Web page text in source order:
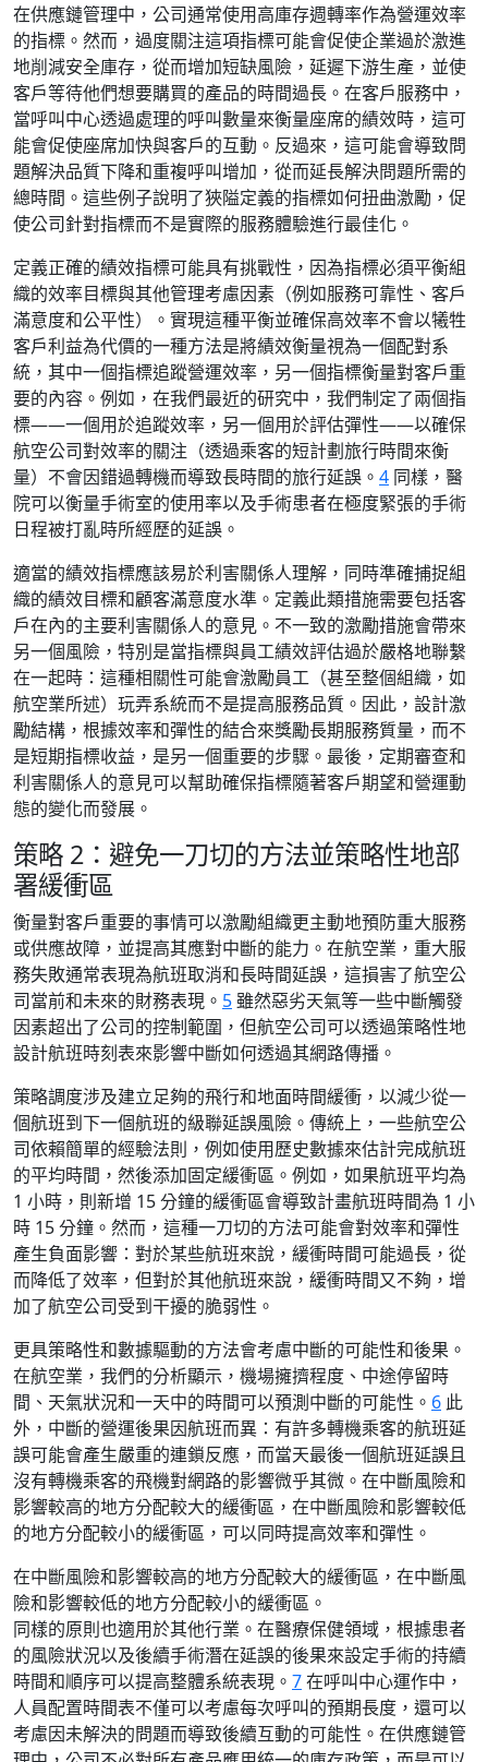
在供應鏈管理中，公司通常使用高庫存週轉率作為營運效率
的指標。然而，過度關注這項指標可能會促使企業過於激進
地削減安全庫存，從而增加短缺風險，延遲下游生產，並使
客戶等待他們想要購買的產品的時間過長。在客戶服務中，
當呼叫中心透過處理的呼叫數量來衡量座席的績效時，這可
能會促使座席加快與客戶的互動。反過來，這可能會導致問
題解決品質下降和重複呼叫增加，從而延長解決問題所需的
總時間。這些例子說明了狹隘定義的指標如何扭曲激勵，促
使公司針對指標而不是實際的服務體驗進行最佳化。
定義正確的績效指標可能具有挑戰性，因為指標必須平衡組
織的效率目標與其他管理考慮因素（例如服務可靠性、客戶
滿意度和公平性）。實現這種平衡並確保高效率不會以犧牲
客戶利益為代價的一種方法是將績效衡量視為一個配對系
統，其中一個指標追蹤營運效率，另一個指標衡量對客戶重
要的內容。例如，在我們最近的研究中，我們制定了兩個指
標——一個用於追蹤效率，另一個用於評估彈性——以確保
航空公司對效率的關注（透過乘客的短計劃旅行時間來衡
量）不會因錯過轉機而導致長時間的旅行延誤。 4 同樣，醫
院可以衡量手術室的使用率以及手術患者在極度緊張的手術
日程被打亂時所經歷的延誤。
適當的績效指標應該易於利害關係人理解，同時準確捕捉組
織的績效目標和顧客滿意度水準。定義此類措施需要包括客
戶在內的主要利害關係人的意見。不一致的激勵措施會帶來
另一個風險，特別是當指標與員工績效評估過於嚴格地聯繫
在一起時：這種相關性可能會激勵員工（甚至整個組織，如
航空業所述）玩弄系統而不是提高服務品質。因此，設計激
勵結構，根據效率和彈性的結合來獎勵長期服務質量，而不
是短期指標收益，是另一個重要的步驟。最後，定期審查和
利害關係人的意見可以幫助確保指標隨著客戶期望和營運動
態的變化而發展。
策略 2：避免一刀切的方法並策略性地部
署緩衝區
衡量對客戶重要的事情可以激勵組織更主動地預防重大服務
或供應故障，並提高其應對中斷的能力。在航空業，重大服
務失敗通常表現為航班取消和長時間延誤，這損害了航空公
司當前和未來的財務表現。 5 雖然惡劣天氣等一些中斷觸發
因素超出了公司的控制範圍，但航空公司可以透過策略性地
設計航班時刻表來影響中斷如何透過其網路傳播。
策略調度涉及建立足夠的飛行和地面時間緩衝，以減少從一
個航班到下一個航班的級聯延誤風險。傳統上，一些航空公
司依賴簡單的經驗法則，例如使用歷史數據來估計完成航班
的平均時間，然後添加固定緩衝區。例如，如果航班平均為
1 小時，則新增 15 分鐘的緩衝區會導致計畫航班時間為 1 小
時 15 分鐘。然而，這種一刀切的方法可能會對效率和彈性
產生負面影響：對於某些航班來說，緩衝時間可能過長，從
而降低了效率，但對於其他航班來說，緩衝時間又不夠，增
加了航空公司受到干擾的脆弱性。
更具策略性和數據驅動的方法會考慮中斷的可能性和後果。
在航空業，我們的分析顯示，機場擁擠程度、中途停留時
間、天氣狀況和一天中的時間可以預測中斷的可能性。 6 此
外，中斷的營運後果因航班而異：有許多轉機乘客的航班延
誤可能會產生嚴重的連鎖反應，而當天最後一個航班延誤且
沒有轉機乘客的飛機對網路的影響微乎其微。在中斷風險和
影響較高的地方分配較大的緩衝區，在中斷風險和影響較低
的地方分配較小的緩衝區，可以同時提高效率和彈性。
在中斷風險和影響較高的地方分配較大的緩衝區，在中斷風
險和影響較低的地方分配較小的緩衝區。
同樣的原則也適用於其他行業。在醫療保健領域，根據患者
的風險狀況以及後續手術潛在延誤的後果來設定手術的持續
時間和順序可以提高整體系統表現。 7在呼叫中心運作中，
人員配置時間表不僅可以考慮每次呼叫的預期長度，還可以
考慮因未解決的問題而導致後續互動的可能性。在供應鏈管